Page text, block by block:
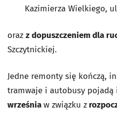
Kazimierza Wielkiego,
oraz z dopuszczeniem dla
Szczytnickiej.
Jedne remonty się kończą,
tramwaje i autobusy pojadą
wrześniaw związku z